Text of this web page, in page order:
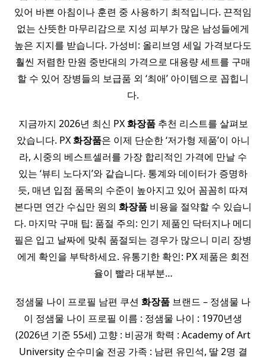
있어 바쁜 아침이나 훈련 중 사용하기 최적입니다. 끈적임
없는 산뜻한 마무리감으로 지성 피부가 많은 남성들에게
높은 지지를 받습니다. 가성비: 올리브영 세일 가격보다도
훨씬 저렴한 만원 중반대의 가격으로 대용량 세트를 구매
할 수 있어 장병들의 보급품 외 ‘최애’ 아이템으로 꼽힙니
다.
지금까지 2026년 최신 PX화장품추천 리스트를 살펴보
았습니다. PX화장품은 이제 단순한 ‘저가형 제품’이 아니
라, 시중의 베스트셀러를 가장 합리적인 가격에 만날 수
있는 ‘뷰티 노다지’와 같습니다. 통계와 데이터가 증명하
듯, 매년 입점 품목의 수준이 높아지고 있어 꼼꼼히 따져
본다면 연간 수십만 원의 화장품 비용을 절약할 수 있습니
다. 마지막 구매 팁: 품절 주의: 인기 제품인 닥터지나 메디
필은 입고 날짜에 맞춰 품절되는 경우가 많으니 미리 장병
에게 확인을 부탁하세요. 유통기한 확인: PX 제품은 회전
율이 빨라 대부분…
정샘물 나이 프로필 남편 쿠션 화장품 브랜드 – 정샘물 나
이 정샘물 나이 프로필 이름 : 정샘물 나이 : 1970년생
(2026년 기준 55세) 고향 : 비공개 학력 : Academy of Art
University 순수미술 전공 가족 : 남편 유민석, 딸 2명 결